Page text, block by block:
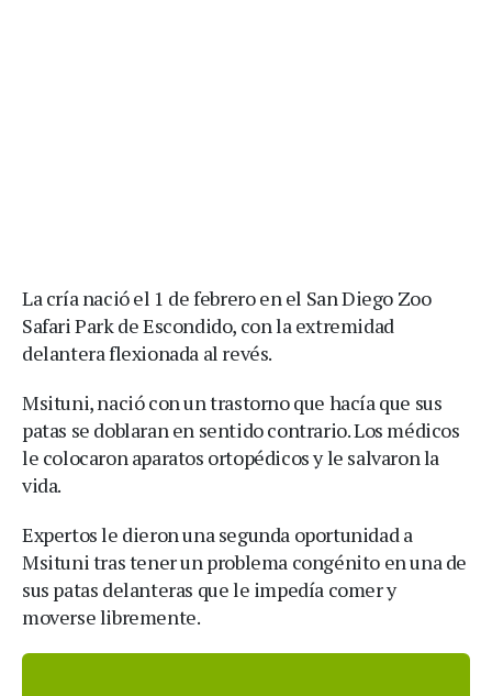
La cría nació el 1 de febrero en el San Diego Zoo
Safari Park de Escondido, con la extremidad
delantera flexionada al revés.
Msituni, nació con un trastorno que hacía que sus
patas se doblaran en sentido contrario. Los médicos
le colocaron aparatos ortopédicos y le salvaron la
vida.
Expertos le dieron una segunda oportunidad a
Msituni tras tener un problema congénito en una de
sus patas delanteras que le impedía comer y
moverse libremente.